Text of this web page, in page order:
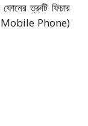
ত্রুটি ফিচার
Mobile Phone)